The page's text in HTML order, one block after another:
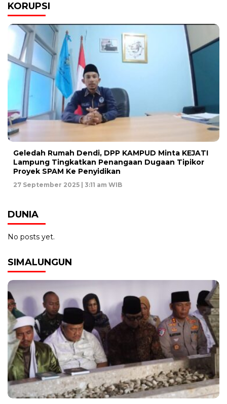
KORUPSI
Geledah Rumah Dendi, DPP KAMPUD Minta KEJATI
Lampung Tingkatkan Penangaan Dugaan Tipikor
Proyek SPAM Ke Penyidikan
27 September 2025 | 3:11 am WIB
DUNIA
No posts yet.
SIMALUNGUN